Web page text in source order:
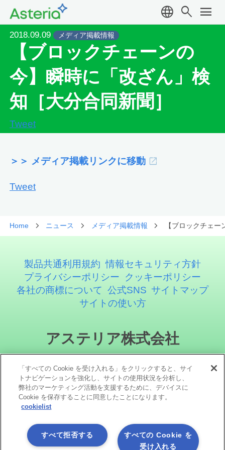
language search menu
2018.09.09 メディア掲載情報
【ブロックチェーンの
今】瞬時に「改ざん」検
知［大分合同新聞］
Tweet
＞＞ メディア掲載リンクに移動
Tweet
Home ニュース メディア掲載情報 【ブロックチェ
製品共通利用規約 情報セキュリティ方針
プライバシーポリシー
クッキーポリシー
各社の商標について 公式SNS サイトマップ
サイトの使い方
アステリア株式会社
ソーシャルメディア
「すべての Cookie を受け入れる」をクリックすると、サイ
トナビゲーションを強化し、サイトの使用状況を分析し、
弊社のマーケティング活動を支援するために、デバイスに
Cookie を保存することに同意したことになります。
cookielist
すべての Cookie を
受け入れる
すべて拒否する